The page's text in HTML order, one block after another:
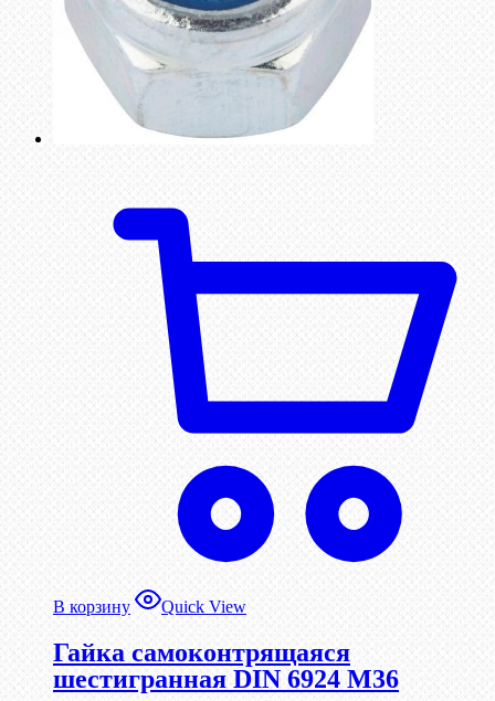
В корзину Quick View
Гайка самоконтрящаяся
шестигранная DIN 6924 М36